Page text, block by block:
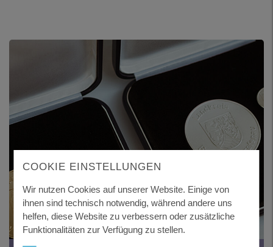
COOKIE EINSTELLUNGEN
Wir nutzen Cookies auf unserer Website. Einige von
ihnen sind technisch notwendig, während andere uns
helfen, diese Website zu verbessern oder zusätzliche
Funktionalitäten zur Verfügung zu stellen.